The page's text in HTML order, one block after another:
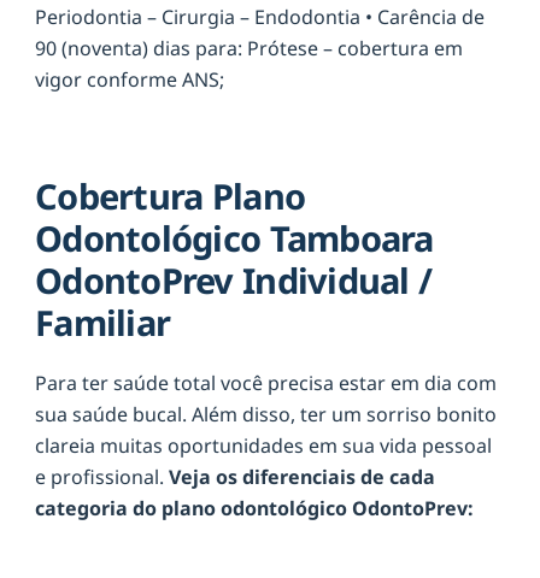
Periodontia – Cirurgia – Endodontia • Carência de
90 (noventa) dias para: Prótese – cobertura em
vigor conforme ANS;
Cobertura Plano
Odontológico Tamboara
OdontoPrev Individual /
Familiar
Para ter saúde total você precisa estar em dia com
sua saúde bucal. Além disso, ter um sorriso bonito
clareia muitas oportunidades em sua vida pessoal
e profissional. Veja os diferenciais de cada
categoria do plano odontológico OdontoPrev: